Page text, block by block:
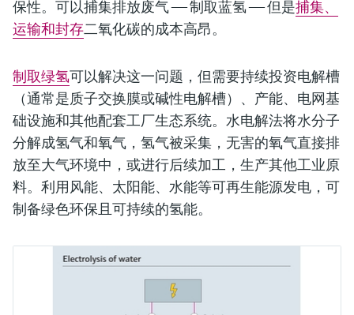
保性。可以捕集排放废气 —— 制取蓝氢 —— 但是捕集、
运输和封存二氧化碳的成本高昂。
制取绿氢可以解决这一问题，但需要持续投资电解槽
（通常是质子交换膜或碱性电解槽）、产能、电网基
础设施和其他配套工厂生态系统。水电解法将水分子
分解成氢气和氧气，氢气被采集，无害的氧气直接排
放至大气环境中，或进行后续加工，生产其他工业原
料。利用风能、太阳能、水能等可再生能源发电，可
制备绿色环保且可持续的氢能。